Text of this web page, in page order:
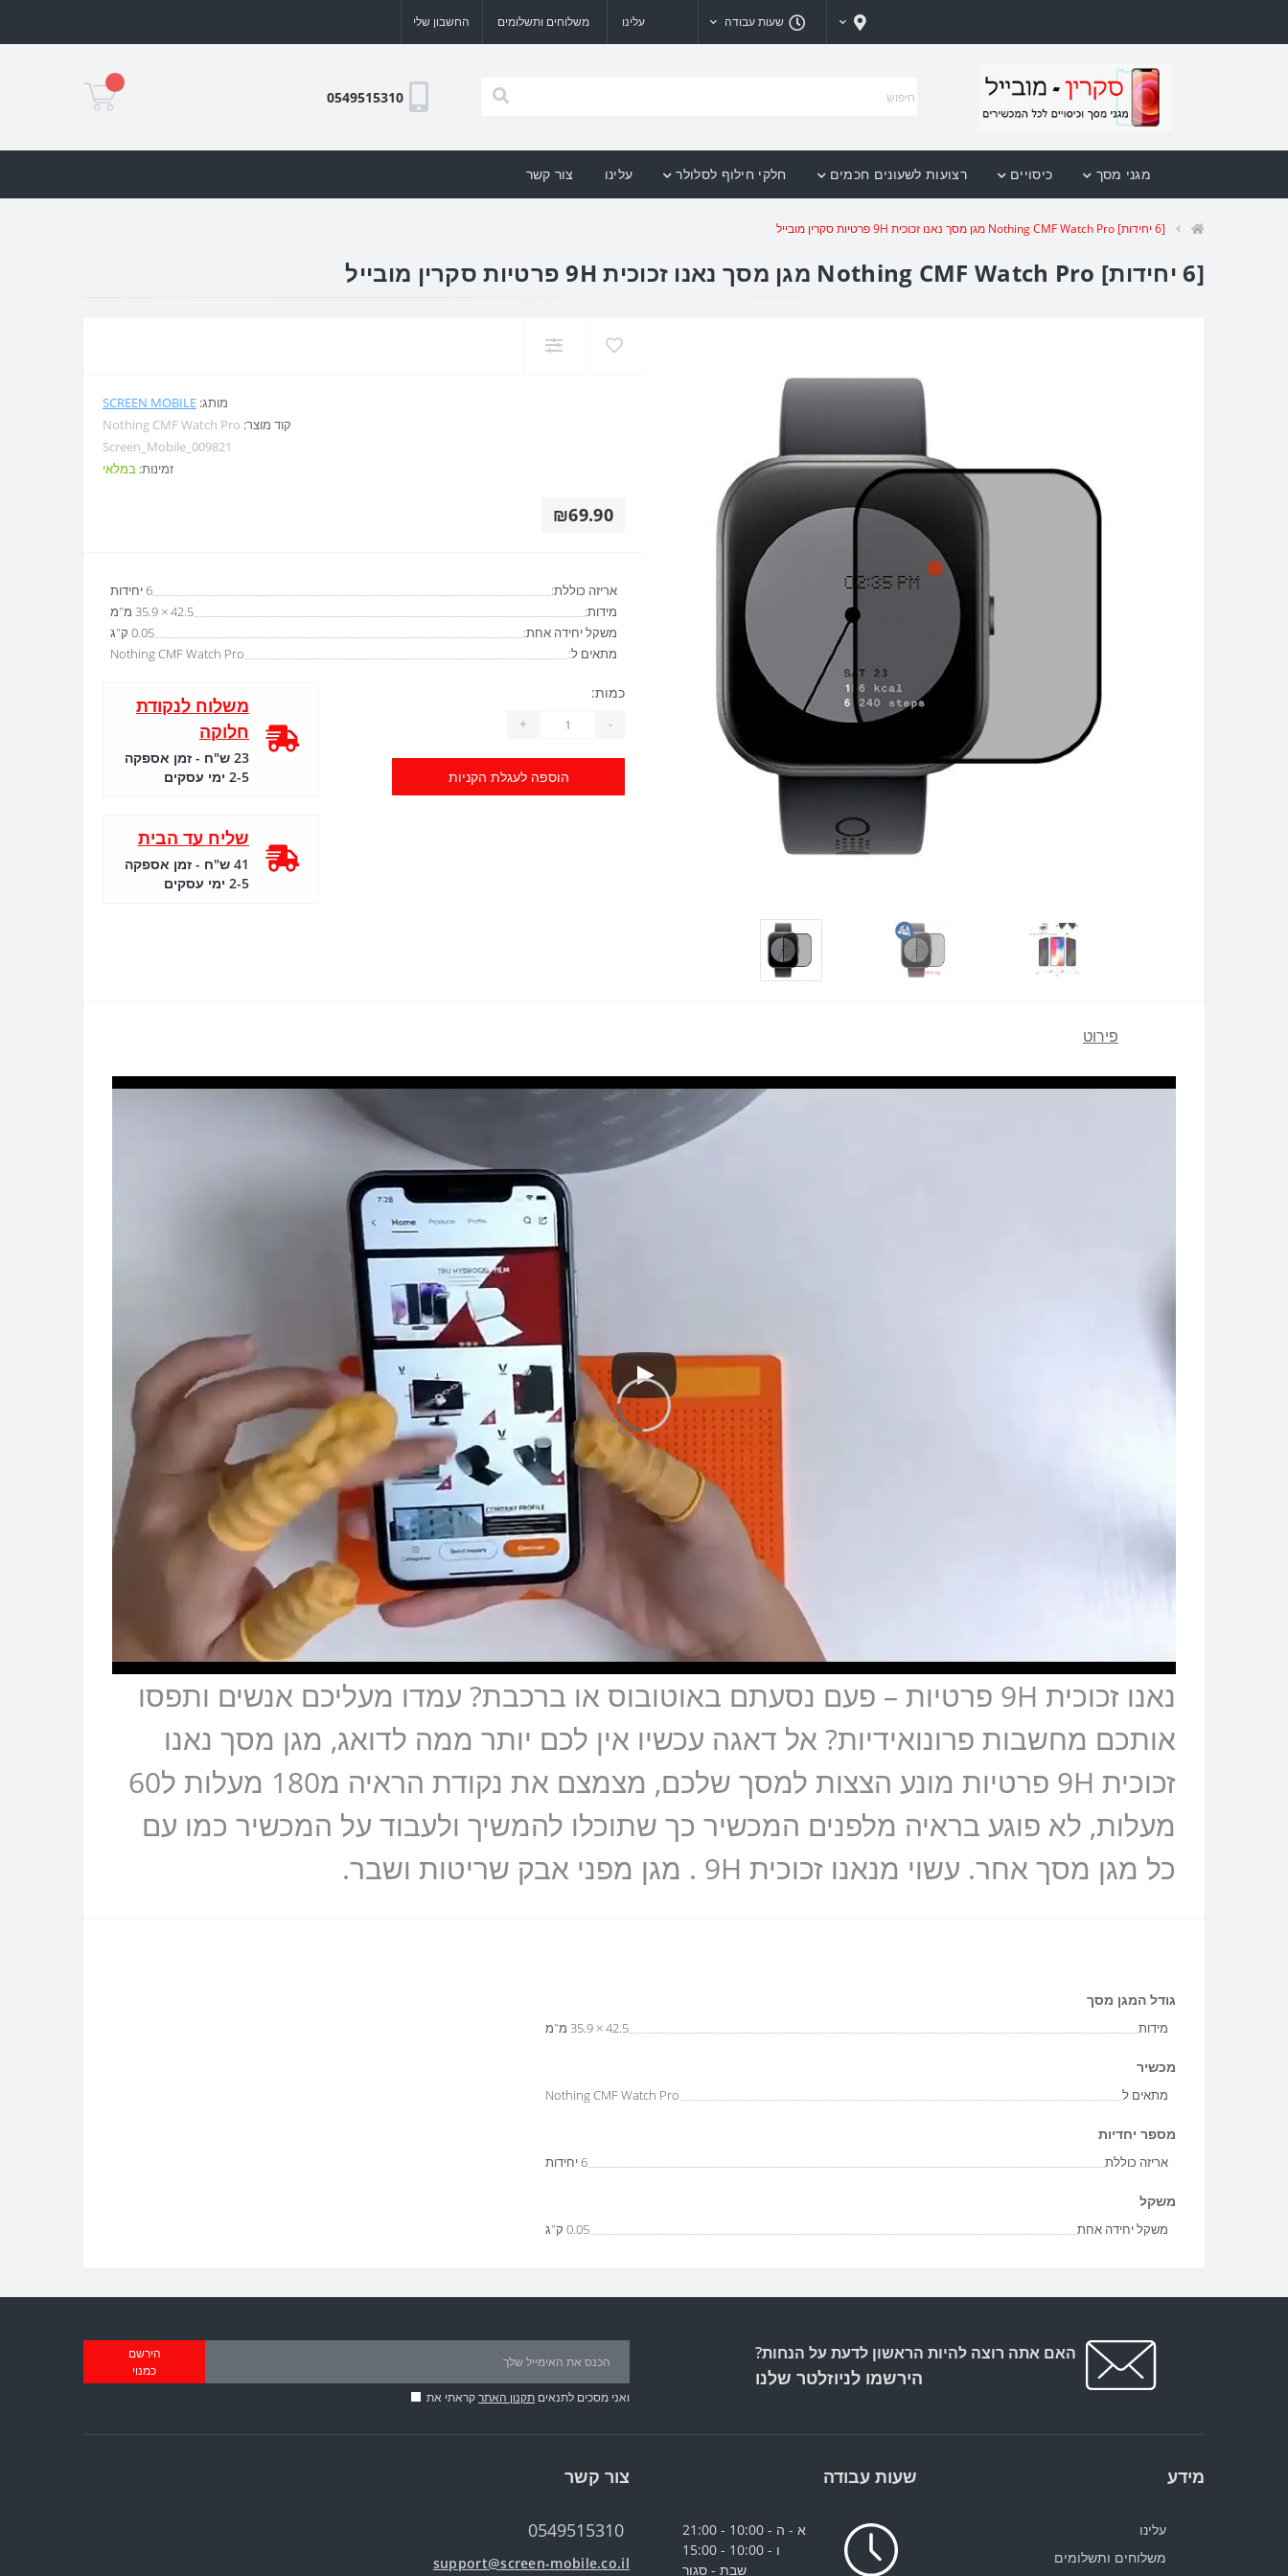
שעות עבודה עלינו משלוחים ותשלומים החשבון שלי
0549515310
מגני מסך כיסויים רצועות לשעונים חכמים חלקי חילוף לסלולר עלינו צור קשר
[6 יחידות] Nothing CMF Watch Pro מגן מסך נאנו זכוכית 9H פרטיות סקרין מובייל
[6 יחידות] Nothing CMF Watch Pro מגן מסך נאנו זכוכית 9H פרטיות סקרין מובייל
מותג: SCREEN MOBILE
קוד מוצר: Nothing CMF Watch Pro
Screen_Mobile_009821
זמינות: במלאי
₪69.90
אריזה כוללת:
6 יחידות
מידות:
42.5 × 35.9 מ"מ
משקל יחידה אחת:
0.05 ק"ג
מתאים ל:
Nothing CMF Watch Pro
כמות:
-
+
הוספה לעגלת הקניות
משלוח לנקודת
חלוקה
23 ש"ח - זמן אספקה
2-5 ימי עסקים
שליח עד הבית
41 ש"ח - זמן אספקה
2-5 ימי עסקים
פירוט
נאנו זכוכית 9H פרטיות – פעם נסעתם באוטובוס או ברכבת? עמדו מעליכם אנשים ותפסו
אותכם מחשבות פרונואידיות? אל דאגה עכשיו אין לכם יותר ממה לדואג, מגן מסך נאנו
זכוכית 9H פרטיות מונע הצצות למסך שלכם, מצמצם את נקודת הראיה מ180 מעלות ל60
מעלות, לא פוגע בראיה מלפנים המכשיר כך שתוכלו להמשיך ולעבוד על המכשיר כמו עם
כל מגן מסך אחר. עשוי מנאנו זכוכית 9H . מגן מפני אבק שריטות ושבר.
גודל המגן מסך
מידות 42.5 × 35.9 מ"מ
מכשיר
מתאים ל Nothing CMF Watch Pro
מספר יחדיות
אריזה כוללת 6 יחידות
משקל
משקל יחידה אחת 0.05 ק"ג
האם אתה רוצה להיות הראשון לדעת על הנחות?
הירשמו לניוזלטר שלנו
הירשם
כמנוי
ואני מסכים לתנאים תקנון האתרקראתי את
מידע
עלינו
משלוחים ותשלומים
שעות עבודה
א - ה - 10:00 - 21:00
ו - 10:00 - 15:00
שבת - סגור
צור קשר
0549515310
support@screen-mobile.co.il